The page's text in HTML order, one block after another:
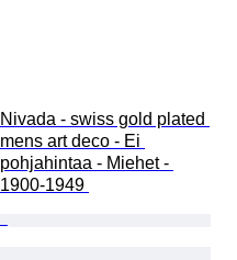
Nivada - swiss gold plated
mens art deco - Ei
pohjahintaa - Miehet -
1900-1949